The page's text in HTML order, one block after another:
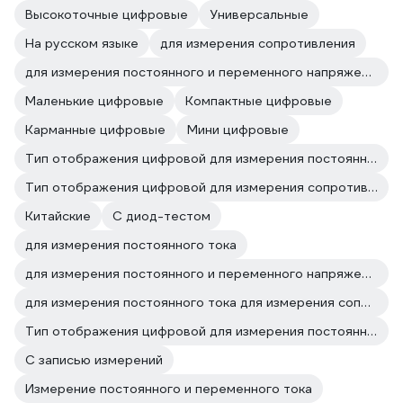
Высокоточные цифровые
Универсальные
На русском языке
для измерения сопротивления
для измерения постоянного и переменного напряжения для измерения сопротивления
Маленькие цифровые
Компактные цифровые
Карманные цифровые
Мини цифровые
Тип отображения цифровой для измерения постоянного и переменного напряжения
Тип отображения цифровой для измерения сопротивления
Китайские
С диод-тестом
для измерения постоянного тока
для измерения постоянного и переменного напряжения для измерения постоянного тока
для измерения постоянного тока для измерения сопротивления
Тип отображения цифровой для измерения постоянного тока
С записью измерений
Измерение постоянного и переменного тока